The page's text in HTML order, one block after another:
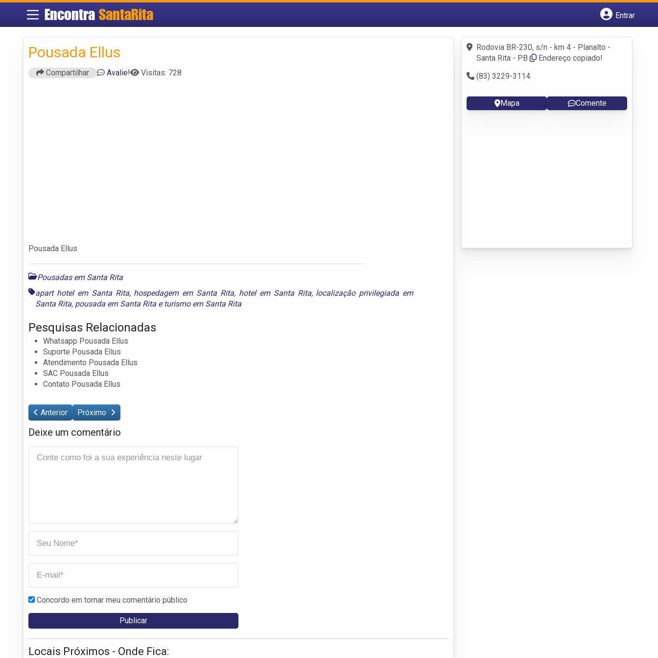
Encontra SantaRita
Entrar
Fazer login
Criar conta
Pousada Ellus
Compartilhar Avalie! Visitas: 728
Pousada Ellus
Pousadas em Santa Rita
apart hotel em Santa Rita, hospedagem em Santa Rita, hotel em Santa Rita, localização privilegiada em
Santa Rita, pousada em Santa Rita e turismo em Santa Rita
Pesquisas Relacionadas
Whatsapp Pousada Ellus
Suporte Pousada Ellus
Atendimento Pousada Ellus
SAC Pousada Ellus
Contato Pousada Ellus
Anterior Próximo
Deixe um comentário
Concordo em tornar meu comentário público
Locais Próximos - Onde Fica:
Rodovia BR-230, s/n - km 4 - Planalto -
Santa Rita - PB
Endereço copiado!
(83) 3229-3114
Mapa Comente